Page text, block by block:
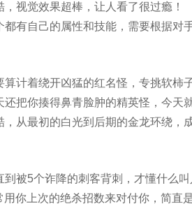
视觉效果超棒，让人看了很过瘾！
有自己的属性和技能，需要根据对
计着绕开凶猛的红名怪，专挑软柿
把你揍得鼻青脸肿的精英怪，今天
从最初的白光到后期的金龙环绕，
被5个诈降的刺客背刺，才懂什么叫
你上次的绝杀招数来对付你，简直